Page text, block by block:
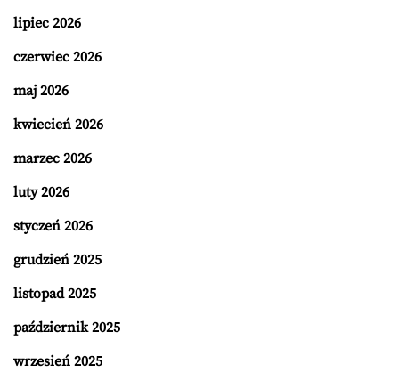
lipiec 2026
czerwiec 2026
maj 2026
kwiecień 2026
marzec 2026
luty 2026
styczeń 2026
grudzień 2025
listopad 2025
październik 2025
wrzesień 2025